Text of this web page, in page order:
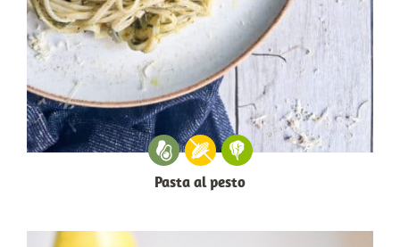
Pasta al pesto